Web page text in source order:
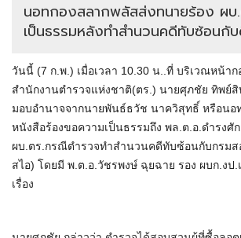
นอทกองสลากพลัสส่งทนายร้อง ผบ
เป็นธรรมหลังทำสำนวนคดีทับซ้อนกับ
วันนี้ (7 ก.พ.) เมื่อเวลา 10.30 น..ที่ บริเวณหน้า
สำนักงานตำรวจแห่งชาติ(ตร.) นายศุภชัย ทิพย์
มอบอำนาจจากนายพันธ์ธวัช นาควิสุทธิ์ หรือนอ
หนังสือร้องขอความเป็นธรรมถึง พล.ต.อ.ดำรงศั
ผบ.ตร.กรณีตำรวจทำสำนวนคดีทับซ้อนกับกรมส
สไอ) โดยมี พ.ต.อ.วัชรพงษ์ ฉุยฉาย รอง ผบก.งป
เรื่อง